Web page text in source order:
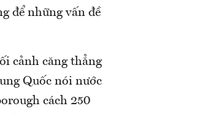
để những vấn đề
cảnh căng thẳng
Quốc nói nước
cách 250